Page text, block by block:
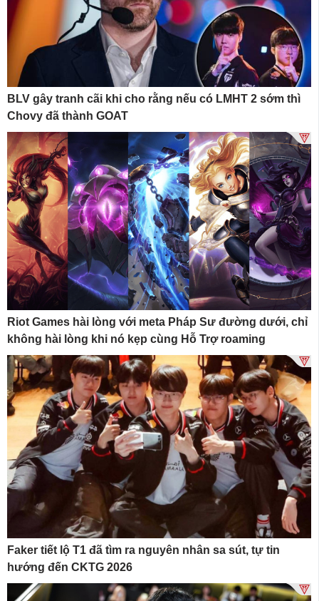
BLV gây tranh cãi khi cho rằng nếu có LMHT 2 sớm thì
Chovy đã thành GOAT
Riot Games hài lòng với meta Pháp Sư đường dưới, chỉ
không hài lòng khi nó kẹp cùng Hỗ Trợ roaming
Faker tiết lộ T1 đã tìm ra nguyên nhân sa sút, tự tin
hướng đến CKTG 2026